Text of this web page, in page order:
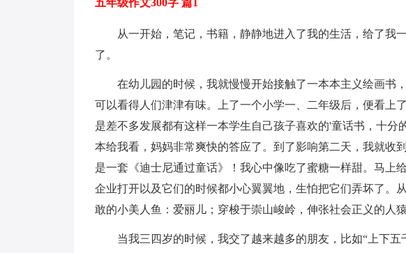
五年级作文300字 篇1
从一开始，笔记，书籍，静静地进入了我的生活，给了我
了。
在幼儿园的时候，我就慢慢开始接触了一本本主义绘画书
可以看得人们津津有味。上了一个小学一、二年级后，便看上
是差不多发展都有这样一本学生自己孩子喜欢的'童话书，十分
本给我看，妈妈非常爽快的答应了。到了影响第二天，我就收
是一套《迪士尼通过童话》！我心中像吃了蜜糖一样甜。马上
企业打开以及它们的时候都小心翼翼地，生怕把它们弄坏了。
敢的小美人鱼：爱丽儿；穿梭于崇山峻岭，伸张社会正义的人
当我三四岁的时候，我交了越来越多的朋友，比如“上下